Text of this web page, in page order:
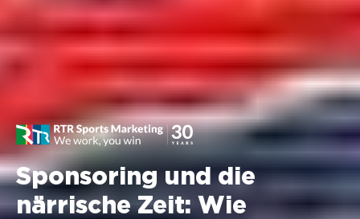
Sponsoring und die
närrische Zeit: Wie